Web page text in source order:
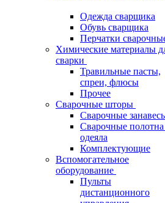
Одежда сварщика
Обувь сварщика
Перчатки
Химические материалы
сварки
Травильные пасты,
спреи, флюсы
Прочее
Сварочные шторы
Сварочные
Сварочные
одеяла
Комплектующие
Вспомогательное
оборудование
Пульты
дистанционного